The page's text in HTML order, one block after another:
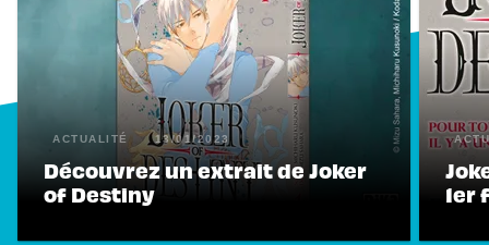
ACTUALITÉ 13/01/2023
Découvrez un extrait de Joker
of Destiny
1er